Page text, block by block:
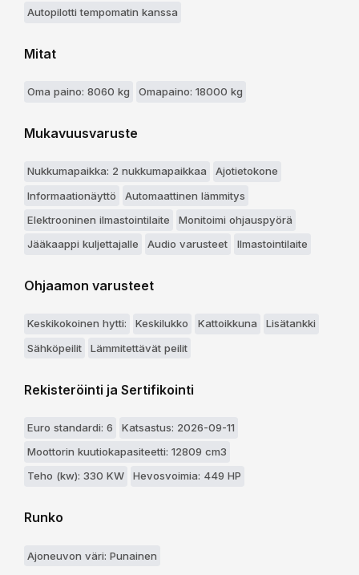
Autopilotti tempomatin kanssa
Mitat
Oma paino: 8060 kg Omapaino: 18000 kg
Mukavuusvaruste
Nukkumapaikka: 2 nukkumapaikkaa
Ajotietokone
Informaationäyttö
Automaattinen lämmitys
Elektrooninen ilmastointilaite
Monitoimi ohjauspyörä
Jääkaappi kuljettajalle
Audio varusteet Ilmastointilaite
Ohjaamon varusteet
Keskikokoinen hytti: Keskilukko Kattoikkuna
Lisätankki
Sähköpeilit
Lämmitettävät peilit
Rekisteröinti ja Sertifikointi
Euro standardi: 6
Katsastus: 2026-09-11
Moottorin kuutiokapasiteetti: 12809 cm3
Teho (kw): 330 KW
Hevosvoimia: 449 HP
Runko
Ajoneuvon väri: Punainen